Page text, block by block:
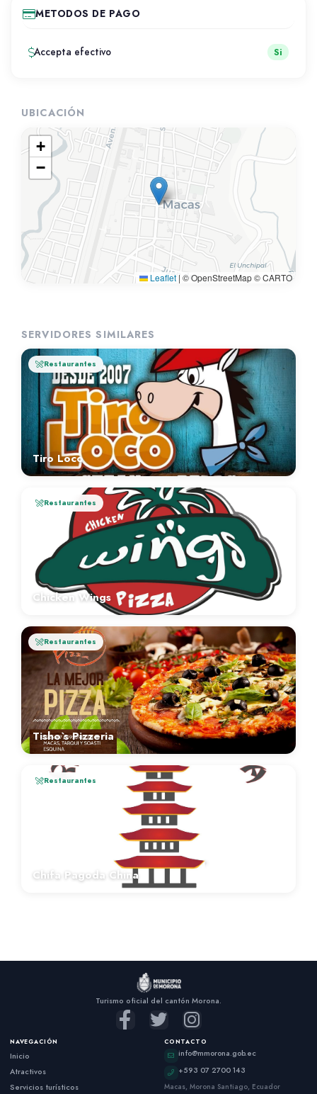
METODOS DE PAGO
Accepta efectivo Si
UBICACIÓN
+
−
Leaflet | © OpenStreetMap © CARTO
SERVIDORES SIMILARES
Restaurantes
Tiro Loco
Restaurantes
Chicken Wings
Restaurantes
Tisho`s Pizzeria
Restaurantes
Chifa Pagoda China
Turismo oficial del cantón Morona.
NAVEGACIÓN
Inicio
Atractivos
Servicios turísticos
CONTACTO
info@mmorona.gob.ec
+593 07 2700 143
Macas, Morona Santiago, Ecuador